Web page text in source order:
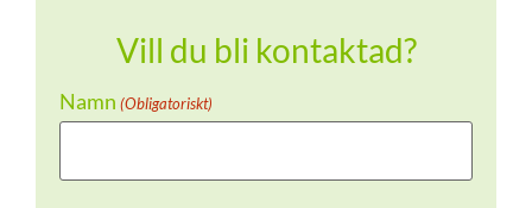
Vill du bli kontaktad?
Namn (Obligatoriskt)